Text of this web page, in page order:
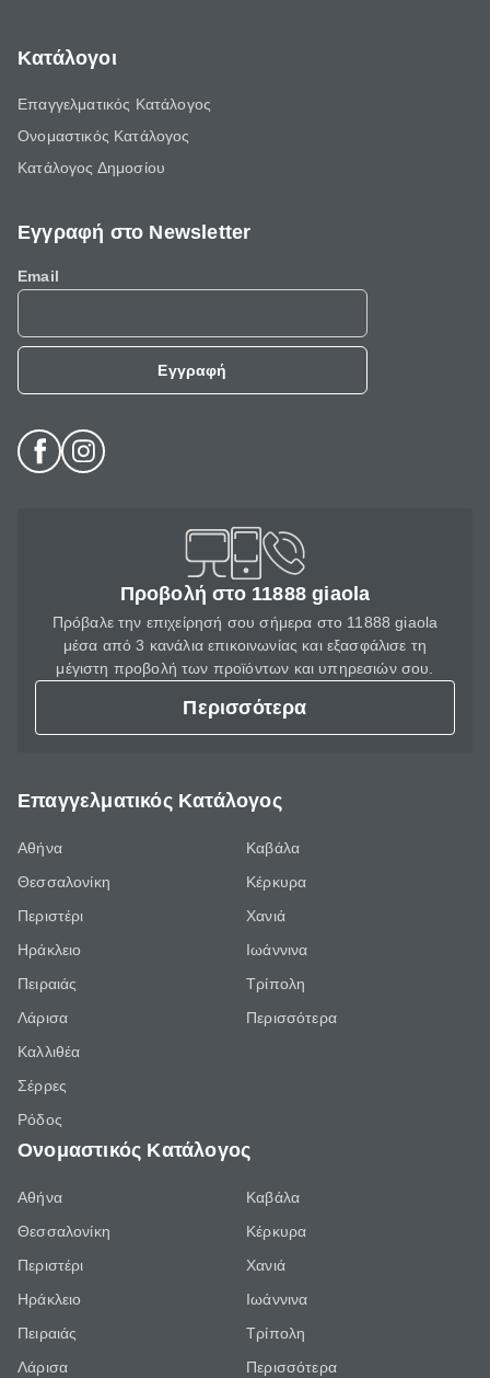
Κατάλογοι
Επαγγελματικός Κατάλογος
Ονομαστικός Κατάλογος
Κατάλογος Δημοσίου
Εγγραφή στο Newsletter
Email
Εγγραφή
Προβολή στο 11888 giaola
Πρόβαλε την επιχείρησή σου σήμερα στο 11888 giaola
μέσα από 3 κανάλια επικοινωνίας και εξασφάλισε τη
μέγιστη προβολή των προϊόντων και υπηρεσιών σου.
Περισσότερα
Επαγγελματικός Κατάλογος
Αθήνα
Θεσσαλονίκη
Περιστέρι
Ηράκλειο
Πειραιάς
Λάρισα
Καλλιθέα
Σέρρες
Ρόδος
Καβάλα
Κέρκυρα
Χανιά
Ιωάννινα
Τρίπολη
Περισσότερα
Ονομαστικός Κατάλογος
Αθήνα
Θεσσαλονίκη
Περιστέρι
Ηράκλειο
Πειραιάς
Λάρισα
Καβάλα
Κέρκυρα
Χανιά
Ιωάννινα
Τρίπολη
Περισσότερα